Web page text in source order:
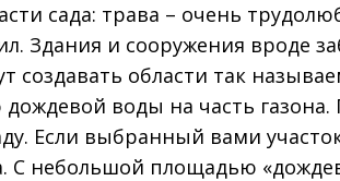
сада: трава – очень
Здания и сооружения вроде
создавать области так
воды на часть газона.
Если выбранный вами
С небольшой площадью